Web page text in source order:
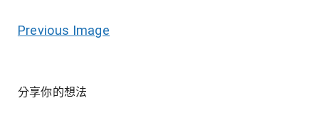
Previous Image
分享你的想法